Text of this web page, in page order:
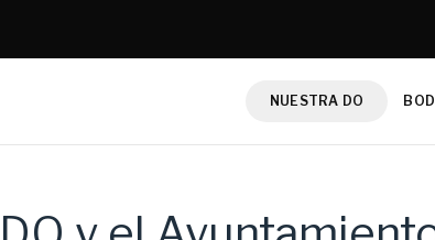
NUESTRA DO